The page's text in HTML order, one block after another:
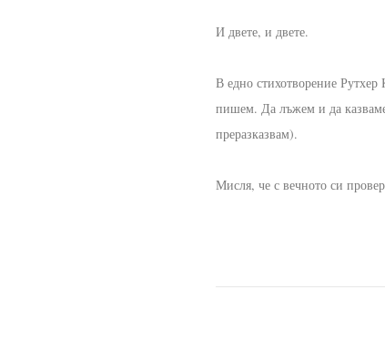
И двете, и двете.
В едно стихотворение Рутхер
пишем. Да лъжем и да
преразказвам).
Мисля, че с вечното си